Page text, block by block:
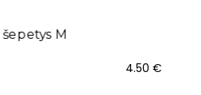
4.50 €